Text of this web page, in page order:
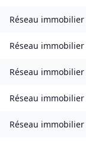
Réseau immobilier
Réseau immobilier
Réseau immobilier
Réseau immobilier
Réseau immobilier